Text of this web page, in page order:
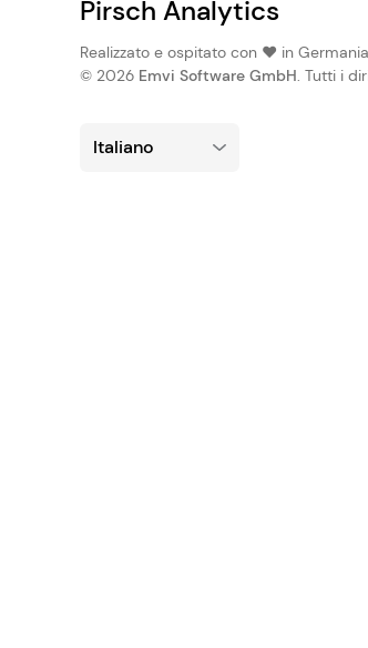
Pirsch Analytics
Realizzato e ospitato con ❤️ in
© 2026 Emvi Software GmbH. Tutti i